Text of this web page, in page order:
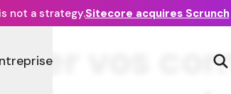
not a strategy.Sitecore acquires Scrunch
vos